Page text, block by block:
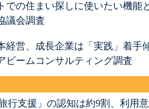
での住まい探しに使いたい機
議会調査
経営、成長企業は「実践」着手
ビームコンサルティング調査
旅行支援」の認知は約9割、利